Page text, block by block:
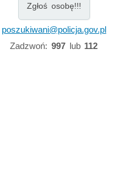
Zgłoś osobę!!!
poszukiwani@policja.gov.pl
Zadzwoń: 997lub 112